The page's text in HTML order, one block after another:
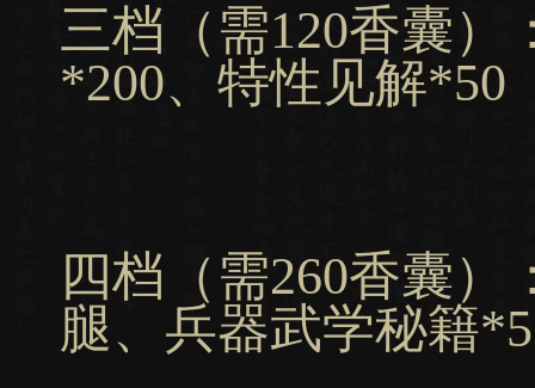
三档（需120香囊）
*200、特性见解*50
四档（需260香囊
腿、兵器武学秘籍*5